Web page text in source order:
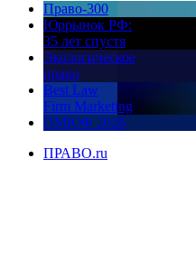
Право-300
Юррынок РФ:
35 лет спустя
Экологическое
право
Best Law
Firm Marketing
ПМЮФ 2026
ПРАВО.ru